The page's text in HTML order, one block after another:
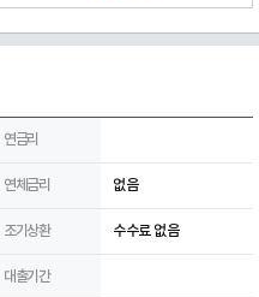
연금리
연체금리 없음
조기상환 수수료 없음
대출기간